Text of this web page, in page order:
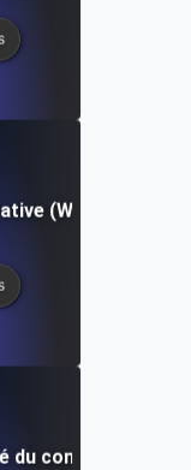
(WAI)
du contenu web